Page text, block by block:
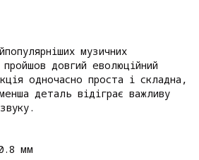
музичних
довгий еволюційний
одночасно проста і складна,
деталь відіграє важливу
мм